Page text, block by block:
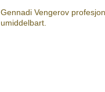
Gennadi Vengerov
umiddelbart.